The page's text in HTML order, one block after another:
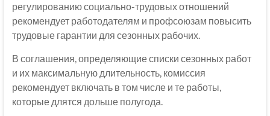
регулированию социально-трудовых отношений
рекомендует работодателям и профсоюзам повысить
трудовые гарантии для сезонных рабочих.
В соглашения, определяющие списки сезонных работ
и их максимальную длительность, комиссия
рекомендует включать в том числе и те работы,
которые длятся дольше полугода.